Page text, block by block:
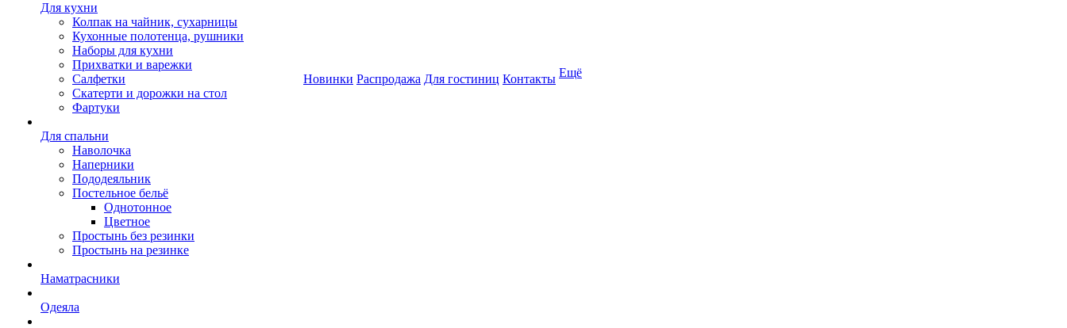
Для кухни
Колпак на чайник, сухарницы
Кухонные полотенца, рушники
Наборы для кухни
Прихватки и варежки
Салфетки
Скатерти и дорожки на стол
Фартуки
Для спальни
Наволочка
Наперники
Пододеяльник
Постельное бельё
Однотонное
Цветное
Простынь без резинки
Простынь на резинке
Наматрасники
Одеяла
Новинки Распродажа Для гостиниц Контакты Ещё